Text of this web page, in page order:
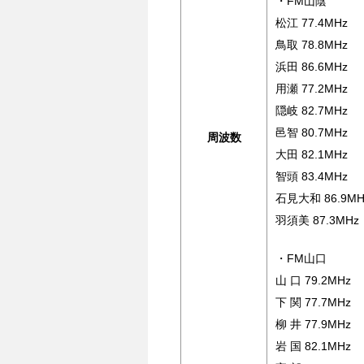
周波数
松江 77.4MHz
鳥取 78.8MHz
浜田 86.6MHz
用瀬 77.2MHz
隠岐 82.7MHz
邑智 80.7MHz
大田 82.1MHz
智頭 83.4MHz
石見大和
羽須美 87.3MHz
・FM山口
山 口 79.2MHz
下 関 77.7MHz
柳 井 77.9MHz
岩 国 82.1MHz